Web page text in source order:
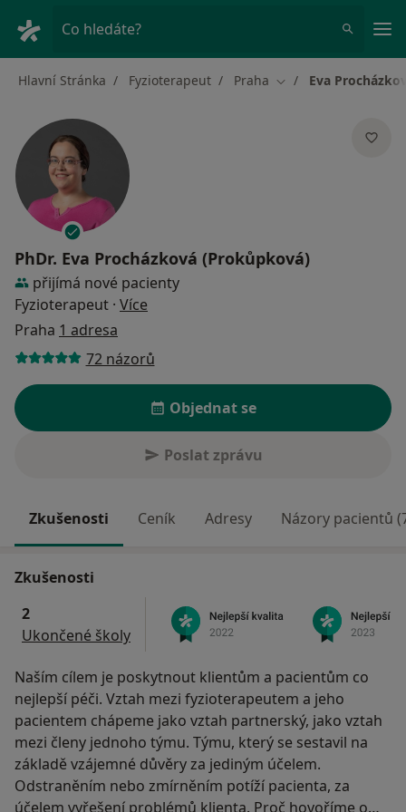
Co hledáte?
Hlavní Stránka Fyzioterapeut Praha Změna města
Eva
PhDr. Eva Procházková (Prokůpková)
přijímá nové pacienty
Fyzioterapeut · Více
Praha 1 adresa
72 názorů
Objednat se
Poslat zprávu
Zkušenosti Ceník Adresy Názory pacientů
Zkušenosti
2
Ukončené školy
Naším cílem je poskytnout klientům a pacientům co
nejlepší péči. Vztah mezi fyzioterapeutem a jeho
pacientem chápeme jako vztah partnerský, jako vztah
mezi členy jednoho týmu. Týmu, který se sestavil na
základě vzájemné důvěry za jediným účelem.
Odstraněním nebo zmírněním potíží pacienta, za
účelem vyřešení problémů klienta. Proč hovoříme o